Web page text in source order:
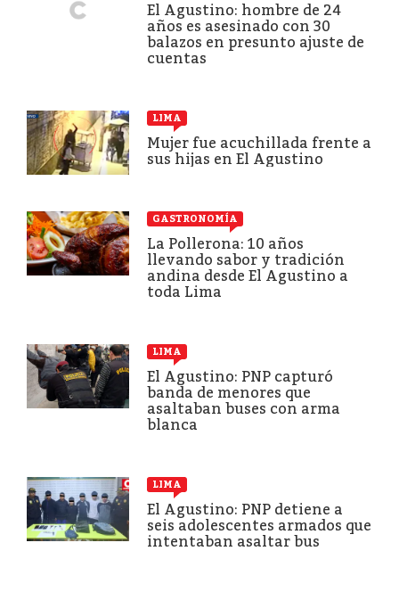
El Agustino: hombre de 24
años es asesinado con 30
balazos en presunto ajuste de
cuentas
LIMA
Mujer fue acuchillada frente a
sus hijas en El Agustino
GASTRONOMÍA
La Pollerona: 10 años
llevando sabor y tradición
andina desde El Agustino a
toda Lima
LIMA
El Agustino: PNP capturó
banda de menores que
asaltaban buses con arma
blanca
LIMA
El Agustino: PNP detiene a
seis adolescentes armados que
intentaban asaltar bus